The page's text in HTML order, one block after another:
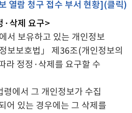
열람 청구 접수 부서 현황](클릭)
·삭제 요구>
에서 보유하고 있는 개인정보
보보호법」 제36조(개인정보의
라 정정·삭제를 요구할 수
령에서 그 개인정보가 수집
어 있는 경우에는 그 삭제를